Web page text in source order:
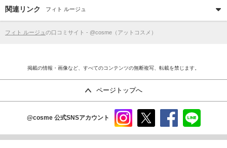
関連リンク フィト ルージュ
フィト ルージュ の口コミサイト - @cosme（アットコスメ）
掲載の情報・画像など、すべてのコンテンツの無断複写、転載を禁じます。
ページトップへ
@cosme 公式SNSアカウント
ram
ook